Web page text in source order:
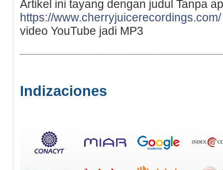
Artikel ini tayang dengan judul Tanpa
https://www.cherryjuicerecordings.com/
video YouTube jadi MP3
Indizaciones